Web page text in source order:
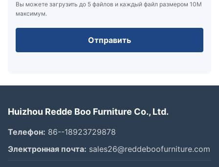
Вы можете загрузить до 5 файлов и каждый файл размером 10M
максимум.
Отправить
Huizhou Redde Boo Furniture Co., Ltd.
Телефон: 86--18923729878
Электронная почта: sales26@reddeboofurniture.com